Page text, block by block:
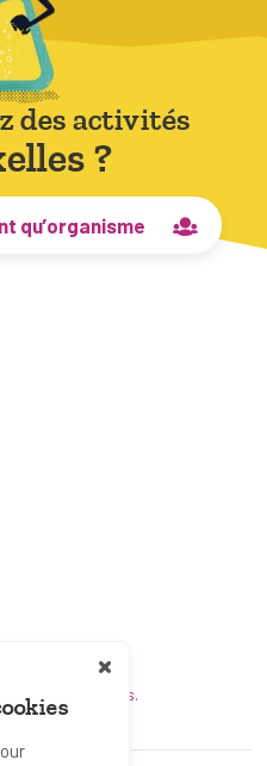
des activités
?
qu’organisme
ATL bruxelloises.